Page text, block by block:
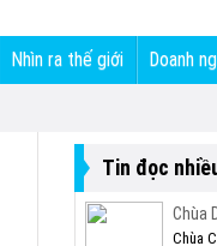
Nhìn ra thế giới Doanh
Tin đọc
Chùa
Chùa